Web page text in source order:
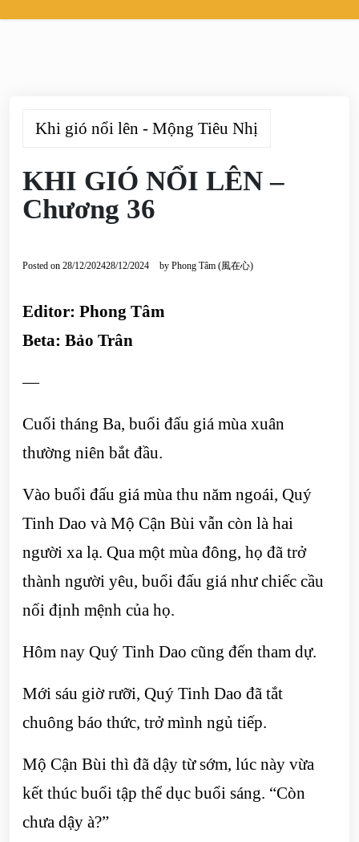
Khi gió nổi lên - Mộng Tiêu Nhị
KHI GIÓ NỔI LÊN –
Chương 36
Posted on 28/12/202428/12/2024 by Phong Tâm (風在心)
Editor: Phong Tâm
Beta: Bảo Trân
—
Cuối tháng Ba, buổi đấu giá mùa xuân
thường niên bắt đầu.
Vào buổi đấu giá mùa thu năm ngoái, Quý
Tinh Dao và Mộ Cận Bùi vẫn còn là hai
người xa lạ. Qua một mùa đông, họ đã trở
thành người yêu, buổi đấu giá như chiếc cầu
nối định mệnh của họ.
Hôm nay Quý Tinh Dao cũng đến tham dự.
Mới sáu giờ rưỡi, Quý Tinh Dao đã tắt
chuông báo thức, trở mình ngủ tiếp.
Mộ Cận Bùi thì đã dậy từ sớm, lúc này vừa
kết thúc buổi tập thể dục buổi sáng. “Còn
chưa dậy à?”